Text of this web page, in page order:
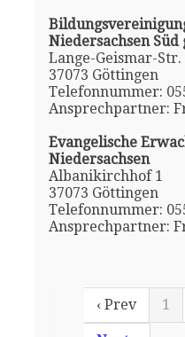
Niedersachsen Süd
Lange-Geismar-Str.
37073 Göttingen
Telefonnummer:
Ansprechpartner:
Evangelische
Niedersachsen
Albanikirchhof 1
37073 Göttingen
Telefonnummer:
Ansprechpartner:
‹ Prev 1